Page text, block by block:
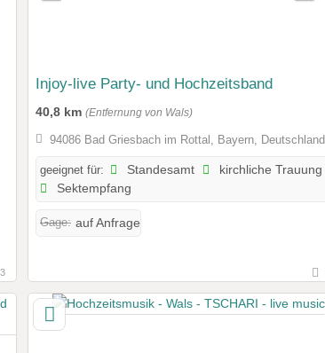
Injoy-live Party- und Hochzeitsband
40,8 km (Entfernung von Wals)
94086 Bad Griesbach im Rottal, Bayern, Deutschland
geeignet für: Standesamt
kirchliche Trauung
Sektempfang
Gage: auf Anfrage